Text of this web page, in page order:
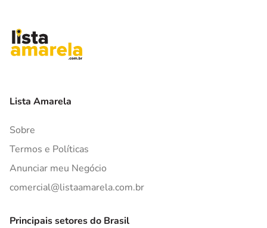
Lista Amarela
Sobre
Termos e Políticas
Anunciar meu Negócio
comercial@listaamarela.com.br
Principais setores do Brasil